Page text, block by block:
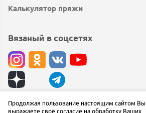
Калькулятор пряжи
Вязаный в соцсетях
© вязаный.рф 2019 — 2026
Продолжая пользование настоящим сайтом Вы
выражаете своё согласие на обработку Ваших